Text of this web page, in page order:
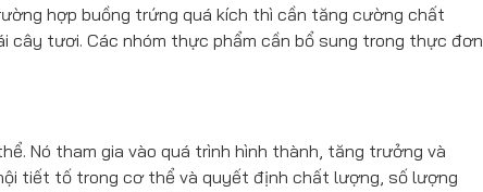
hợp buồng trứng quá kích thì cần tăng cường chất
tươi. Các nhóm thực phẩm cần bổ sung trong thực đơn
Nó tham gia vào quá trình hình thành, tăng trưởng và
tiết tố trong cơ thể và quyết định chất lượng, số lượng